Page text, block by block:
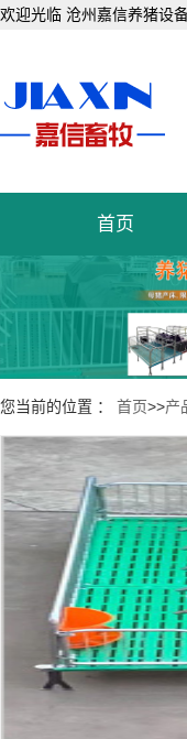
欢迎光临 沧州嘉信养猪设
首页
您当前的位置 ： 首页>>产